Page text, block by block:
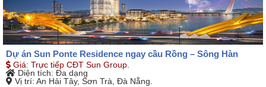
Dự án Sun Ponte Residence ngay cầu Rồng – Sông Hàn
Giá: Trực tiếp CĐT Sun Group.
Diện tích: Đa dạng
Vị trí: An Hải Tây, Sơn Trà, Đà Nẵng.